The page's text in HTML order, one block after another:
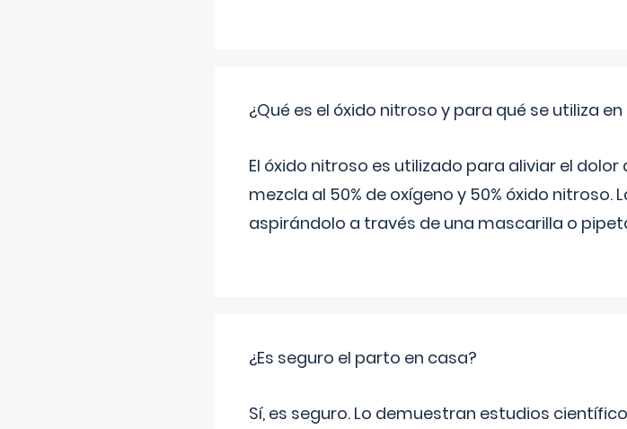
¿Qué es el óxido nitroso y para qué se utiliza
El óxido nitroso es utilizado para aliviar el
mezcla al 50% de oxígeno y 50% óxido
aspirándolo a través de una mascarilla o
¿Es seguro el parto en casa?
Sí, es seguro. Lo demuestran estudios